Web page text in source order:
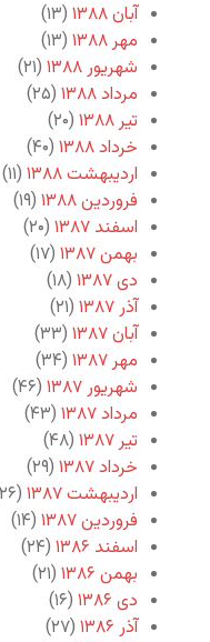
آبان ۱۳۸۸
(۱۳)
مهر ۱۳۸۸
(۱۳)
شهریور ۱۳۸۸
(۲۱)
مرداد ۱۳۸۸
(۲۵)
تیر ۱۳۸۸
(۲۰)
خرداد ۱۳۸۸
(۴۰)
اردیبهشت ۱۳۸۸
(۱۱)
فروردین ۱۳۸۸
(۱۹)
اسفند ۱۳۸۷
(۲۰)
بهمن ۱۳۸۷
(۱۷)
دی ۱۳۸۷
(۱۸)
آذر ۱۳۸۷
(۲۱)
آبان ۱۳۸۷
(۳۳)
مهر ۱۳۸۷
(۳۴)
شهریور ۱۳۸۷
(۴۶)
مرداد ۱۳۸۷
(۴۳)
تیر ۱۳۸۷
(۴۸)
خرداد ۱۳۸۷
(۲۹)
اردیبهشت ۱۳۸۷
(۲۶)
فروردین ۱۳۸۷
(۱۴)
اسفند ۱۳۸۶
(۲۴)
بهمن ۱۳۸۶
(۲۱)
دی ۱۳۸۶
(۱۶)
آذر ۱۳۸۶
(۲۷)